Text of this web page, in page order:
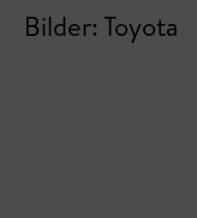
Bilder: Toyota